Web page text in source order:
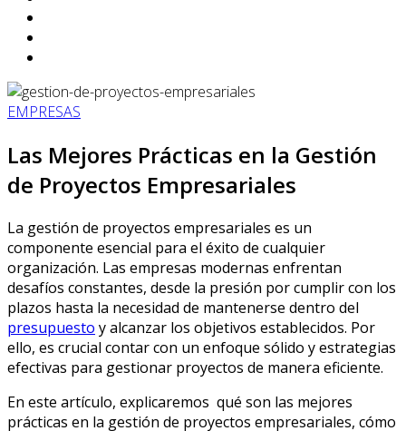
EMPRESAS
Las Mejores Prácticas en la Gestión
de Proyectos Empresariales
La gestión de proyectos empresariales es un
componente esencial para el éxito de cualquier
organización. Las empresas modernas enfrentan
desafíos constantes, desde la presión por cumplir con los
plazos hasta la necesidad de mantenerse dentro del
presupuesto y alcanzar los objetivos establecidos. Por
ello, es crucial contar con un enfoque sólido y estrategias
efectivas para gestionar proyectos de manera eficiente.
En este artículo, explicaremos qué son las mejores
prácticas en la gestión de proyectos empresariales, cómo